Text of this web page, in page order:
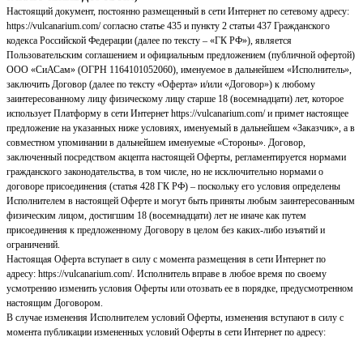
Настоящий документ, постоянно размещенный в сети Интернет по сетевому адресу:
https://vulcanarium.com/ согласно статье 435 и пункту 2 статьи 437 Гражданского
кодекса Российской Федерации (далее по тексту – «ГК РФ»), является
Пользовательским соглашением и официальным предложением (публичной офертой)
ООО «СиАСам» (ОГРН 1164101052060), именуемое в дальнейшем «Исполнитель»,
заключить Договор (далее по тексту «Оферта» и/или «Договор») к любому
заинтересованному лицу физическому лицу старше 18 (восемнадцати) лет, которое
использует Платформу в сети Интернет https://vulcanarium.com/ и примет настоящее
предложение на указанных ниже условиях, именуемый в дальнейшем «Заказчик», а в
совместном упоминании в дальнейшем именуемые «Стороны». Договор,
заключенный посредством акцепта настоящей Оферты, регламентируется нормами
гражданского законодательства, в том числе, но не исключительно нормами о
договоре присоединения (статья 428 ГК РФ) – поскольку его условия определены
Исполнителем в настоящей Оферте и могут быть приняты любым заинтересованным
физическим лицом, достигшим 18 (восемнадцати) лет не иначе как путем
присоединения к предложенному Договору в целом без каких-либо изъятий и
ограничений.
Настоящая Оферта вступает в силу с момента размещения в сети Интернет по
адресу: https://vulcanarium.com/. Исполнитель вправе в любое время по своему
усмотрению изменить условия Оферты или отозвать ее в порядке, предусмотренном
настоящим Договором.
В случае изменения Исполнителем условий Оферты, изменения вступают в силу с
момента публикации измененных условий Оферты в сети Интернет по адресу: